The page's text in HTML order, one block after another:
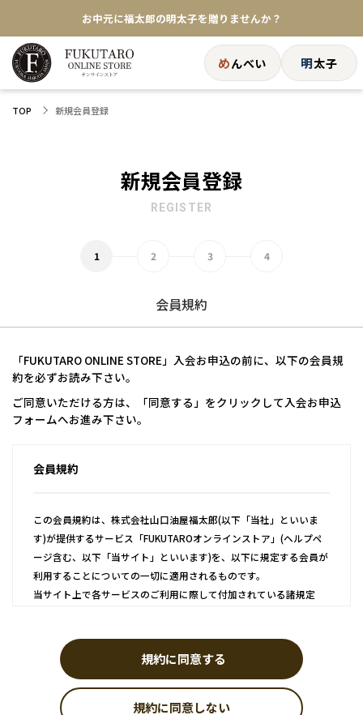
お中元に福太郎の明太子を贈りませんか？
★めんべい25周年記念商品が登場★
【色々な味を試したい方へ】ポストイン！めんべい
めんべい 明太子
TOP 新規会員登録
新規会員登録
REGISTER
会員規約
「FUKUTARO ONLINE STORE」入会お申込の前に、以下の会員規
約を必ずお読み下さい。
ご同意いただける方は、「同意する」をクリックして入会お申込
フォームへお進み下さい。
会員規約
この会員規約は、株式会社山口油屋福太郎(以下「当社」といいま
す)が提供するサービス「FUKUTAROオンラインストア」(ヘルプペ
ージ含む、以下「当サイト」といいます)を、以下に規定する会員が
利用することについての一切に適用されるものです。
当サイト上で各サービスのご利用に際して付加されている諸規定
サービスについては、当サイトのサポート範囲外となるため、各リ
ンク先の規約に従うものとします）
規約に同意する
規約に同意しない